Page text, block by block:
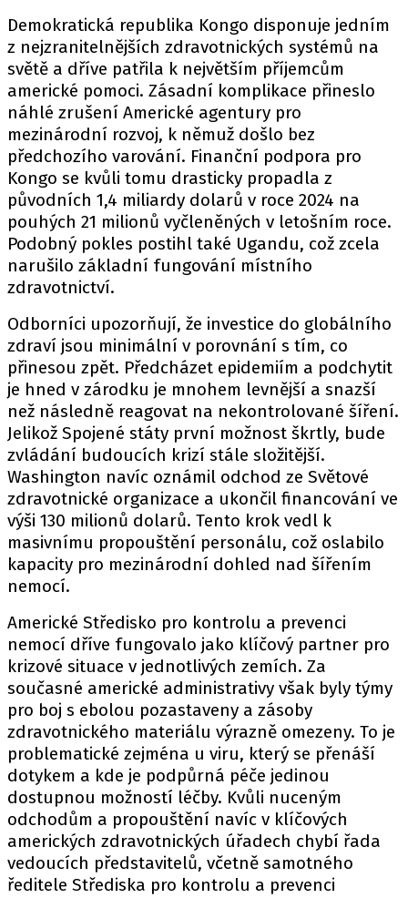
Demokratická republika Kongo disponuje jedním
z nejzranitelnějších zdravotnických systémů na
světě a dříve patřila k největším příjemcům
americké pomoci. Zásadní komplikace přineslo
náhlé zrušení Americké agentury pro
mezinárodní rozvoj, k němuž došlo bez
předchozího varování. Finanční podpora pro
Kongo se kvůli tomu drasticky propadla z
původních 1,4 miliardy dolarů v roce 2024 na
pouhých 21 milionů vyčleněných v letošním roce.
Podobný pokles postihl také Ugandu, což zcela
narušilo základní fungování místního
zdravotnictví.
Odborníci upozorňují, že investice do globálního
zdraví jsou minimální v porovnání s tím, co
přinesou zpět. Předcházet epidemiím a podchytit
je hned v zárodku je mnohem levnější a snazší
než následně reagovat na nekontrolované šíření.
Jelikož Spojené státy první možnost škrtly, bude
zvládání budoucích krizí stále složitější.
Washington navíc oznámil odchod ze Světové
zdravotnické organizace a ukončil financování ve
výši 130 milionů dolarů. Tento krok vedl k
masivnímu propouštění personálu, což oslabilo
kapacity pro mezinárodní dohled nad šířením
nemocí.
Americké Středisko pro kontrolu a prevenci
nemocí dříve fungovalo jako klíčový partner pro
krizové situace v jednotlivých zemích. Za
současné americké administrativy však byly týmy
pro boj s ebolou pozastaveny a zásoby
zdravotnického materiálu výrazně omezeny. To je
problematické zejména u viru, který se přenáší
dotykem a kde je podpůrná péče jedinou
dostupnou možností léčby. Kvůli nuceným
odchodům a propouštění navíc v klíčových
amerických zdravotnických úřadech chybí řada
vedoucích představitelů, včetně samotného
ředitele Střediska pro kontrolu a prevenci